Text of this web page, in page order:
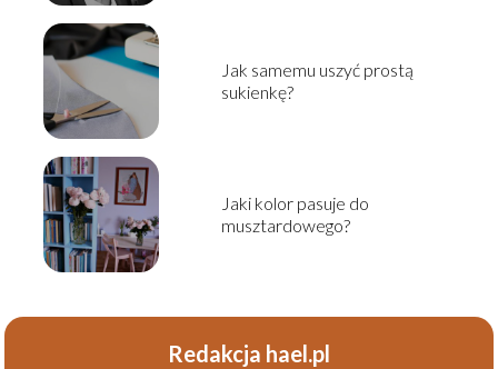
Jak samemu uszyć prostą
sukienkę?
Jaki kolor pasuje do
musztardowego?
Redakcja hael.pl